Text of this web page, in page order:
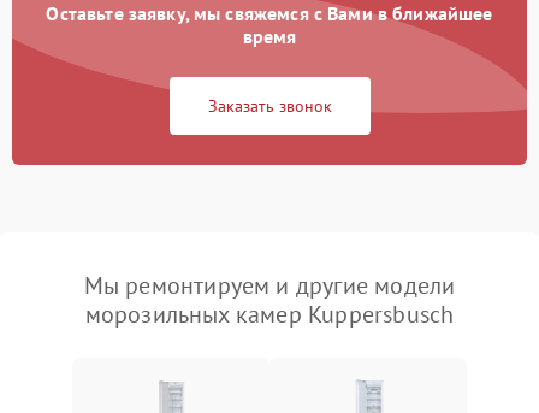
Оставьте заявку, мы свяжемся с Вами в ближайшее
время
Заказать звонок
Мы ремонтируем и другие модели
морозильных камер Kuppersbusch